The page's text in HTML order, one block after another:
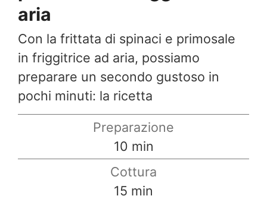
aria
Con la frittata di spinaci e primosale
in friggitrice ad aria, possiamo
preparare un secondo gustoso in
pochi minuti: la ricetta
Preparazione
10minuti
min
Cottura
15 minuti
min